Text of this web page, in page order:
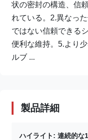
状の密封の構造、信
れている。2.異なっ
ではない信頼できる
便利な維持。5.より
ルブ ...
製品詳細
ハイライト: 連続的な